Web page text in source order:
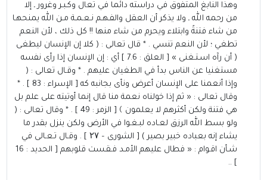
وهذا النابغ المتفوق في دراسته دائما في تعال وكـبـر وغرور ـ إلا
من رحمه الله ـ ولا يذكر أن العقل والفـهـم نـعـمـة مـن الله يمنحهـا
من شاء فتنةً وابتلاء ويحرم من شاء منها !! كل ذلك ، لأن النعم
تطغي ؛ لأن النعم تنسي . * قال تعالى : ( كلا إن الإنسان ليطغى
( أن رآه اسـتـغنى » [ العلق : 7.6 ] أي : إن الإنسان إذا رأى نفسه
مستغنيا عن الناس بدأ في الطغيان عليهم . * وقـال تعالى : (
وإذا أنعمنا على الإنسان أعرض ونأى بجانبه كه [ الإسراء : 83 ] . *
وقال تعالى : « ثم إذا خولناه نعمة منا قال إنما أوتيته على علم بل
هي فتنة ولكن أكثرهم لا يعلمون ﴾ [ الزمر : 49 ] . * وقال تعالى : (
ولو بسط الله الرزق لعـاده لبـغـوا في الأرض ولكن ينزل بقدر ما
يشاء إنه بعباده خبير بصير ) [ الشورى – ۲۷ ] . وقـال تـعـالى في
شـأن اقـوام : « فطال عليهم الأمـد فـقـست قلوبهم [ الحديد : 16
] ..